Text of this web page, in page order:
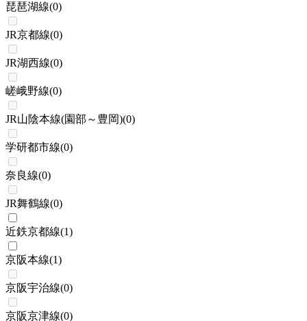
琵琶湖線(0)
JR京都線(0)
JR湖西線(0)
嵯峨野線(0)
JR山陰本線(園部～豊岡)(0)
学研都市線(0)
奈良線(0)
JR舞鶴線(0)
近鉄京都線(1)
京阪本線(1)
京阪宇治線(0)
京阪京津線(0)